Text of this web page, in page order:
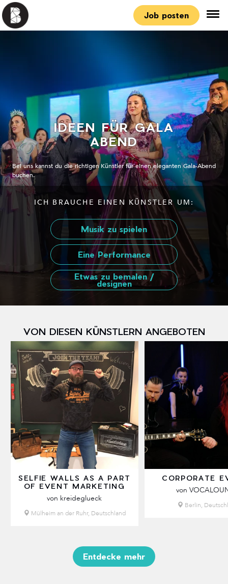
Job posten
IDEEN FÜR GALA
ABEND
Bei uns kannst du die richtigen Künstler für einen eleganten Gala-Abend
buchen.
ICH BRAUCHE EINEN KÜNSTLER UM:
Musik zu spielen
Eine Performance
Etwas zu bemalen /
designen
VON DIESEN KÜNSTLERN ANGEBOTEN
SELFIE WALLS AS A PART
OF EVENT MARKETING
von kreideglueck
Mülheim an der Ruhr, Deutschland
CORPORATE
von
Berlin,
Entdecke mehr